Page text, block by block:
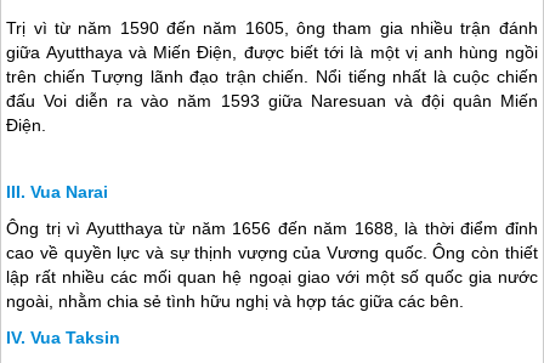
Trị vì từ năm 1590 đến năm 1605, ông tham gia nhiều trận đánh
giữa Ayutthaya và Miến Điện, được biết tới là một vị anh hùng ngồi
trên chiến Tượng lãnh đạo trận chiến. Nổi tiếng nhất là cuộc chiến
đấu Voi diễn ra vào năm 1593 giữa Naresuan và đội quân Miến
Điện.
Vua Narai
Ông trị vì Ayutthaya từ năm 1656 đến năm 1688, là thời điểm đỉnh
cao về quyền lực và sự thịnh vượng của Vương quốc. Ông còn thiết
lập rất nhiều các mối quan hệ ngoại giao với một số quốc gia nước
ngoài, nhằm chia sẻ tình hữu nghị và hợp tác giữa các bên.
Vua Taksin